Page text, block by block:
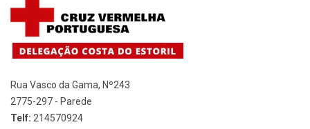
Rua Vasco da Gama, Nº243
2775-297 - Parede
Telf: 214570924